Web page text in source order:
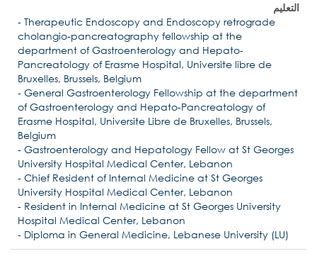
التعليم
- Therapeutic Endoscopy and Endoscopy retrograde
cholangio-pancreatography fellowship at the
department of Gastroenterology and Hepato-
Pancreatology of Erasme Hospital, Universite libre de
Bruxelles, Brussels, Belgium
- General Gastroenterology Fellowship at the department
of Gastroenterology and Hepato-Pancreatology of
Erasme Hospital, Universite Libre de Bruxelles, Brussels,
Belgium
- Gastroenterology and Hepatology Fellow at St Georges
University Hospital Medical Center, Lebanon
- Chief Resident of Internal Medicine at St Georges
University Hospital Medical Center, Lebanon
- Resident in Internal Medicine at St Georges University
Hospital Medical Center, Lebanon
- Diploma in General Medicine, Lebanese University (LU)